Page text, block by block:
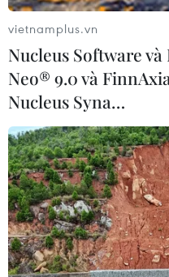
#Hàng xuất khẩu
#Việt
#Tập đoàn CJ
#An
#Gia đình đa văn hóa Việt-
#Doanh nghiệp Hàn Quốc
#Chủ tịch Quốc hội thăm
Hàn Quốc
vietnamplus.vn
Nucleus Software
Neo® 9.0 và
Nucleus Syna…